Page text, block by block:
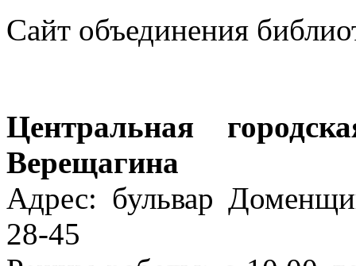
Сайт объединения
Центральная
Верещагина
Адрес: бульвар
28-45